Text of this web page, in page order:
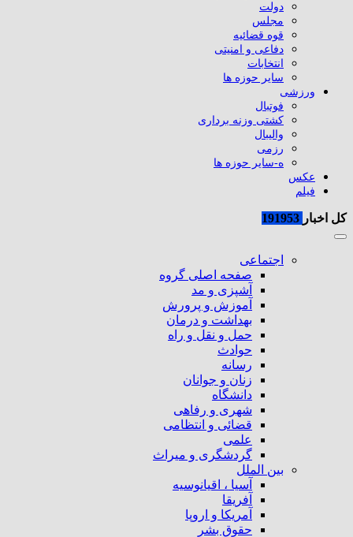
دولت
مجلس
قوه قضائیه
دفاعی و امنیتی
انتخابات
سایر حوزه ها
ورزشی
فوتبال
کشتی وزنه برداری
والیبال
رزمی
ه-سایر حوزه ها
عکس
فیلم
کل اخبار
اجتماعی
صفحه اصلی گروه
آشپزی و مد
آموزش و پرورش
بهداشت و درمان
حمل و نقل و راه
حوادث
رسانه
زنان و جوانان
دانشگاه
شهری و رفاهی
قضائی و انتظامی
علمی
گردشگری و میراث
بین الملل
آسیا ، اقیانوسیه
آفریقا
آمریکا و اروپا
حقوق بشر